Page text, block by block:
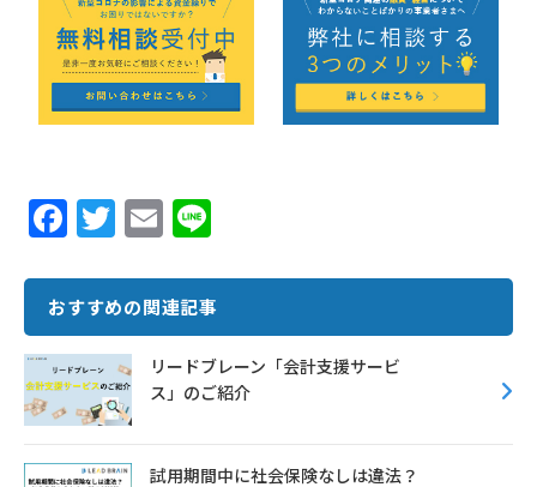
F
e
b
o
o
k
T
it
te
r
E
ai
l
e
おすすめの関連記事
リードブレーン「会計支援サービ
ス」のご紹介
試用期間中に社会保険なしは違法？